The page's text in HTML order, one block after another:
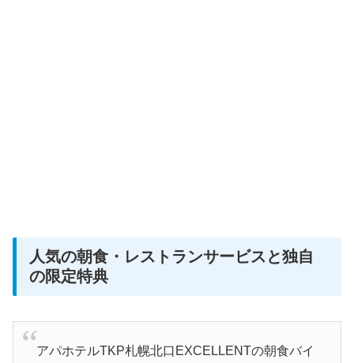
人気の朝食・レストランサービスと独自
の限定特典
アパホテルTKP札幌北口EXCELLENTの朝食バイ